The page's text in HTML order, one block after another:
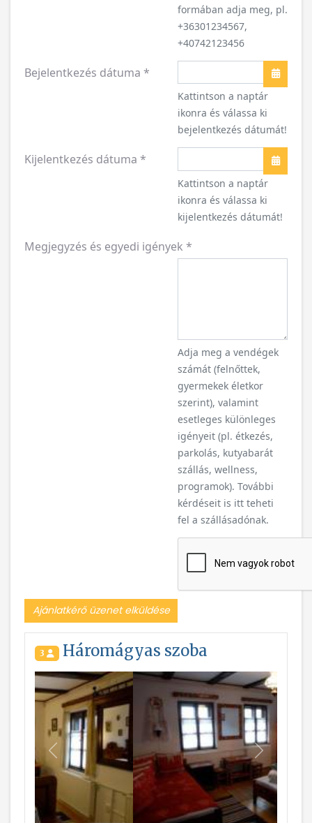
formában adja meg, pl.
+36301234567,
+40742123456
Bejelentkezés dátuma *
Naptár
Kattintson a naptár
ikonra és válassa ki
bejelentkezés dátumát!
Kijelentkezés dátuma *
Naptár
Kattintson a naptár
ikonra és válassa ki
kijelentkezés dátumát!
Megjegyzés és egyedi igények *
Adja meg a vendégek
számát (felnőttek,
gyermekek életkor
szerint), valamint
esetleges különleges
igényeit (pl. étkezés,
parkolás, kutyabarát
szállás, wellness,
programok). További
kérdéseit is itt teheti
fel a szállásadónak.
Ajánlatkérő üzenet elküldése
3 Háromágyas szoba
Vissza